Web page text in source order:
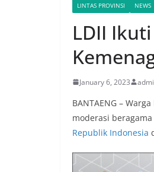
LINTAS PROVINSI NEWS
LDII
January 6, 2023
BANTAENG –
moderasi
Republik Indonesia